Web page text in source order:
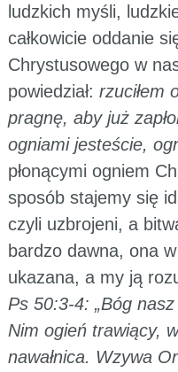
ludzkich myśli,
całkowicie oddanie
Chrystusowego w
powiedział: rzuciłem
pragnę, aby już
ogniami jesteście,
płonącymi ogniem
sposób stajemy się
czyli uzbrojeni, a
bardzo dawna, ona
ukazana, a my ją
Ps 50:3-4: „Bóg
Nim ogień trawiący,
nawałnica. Wzywa